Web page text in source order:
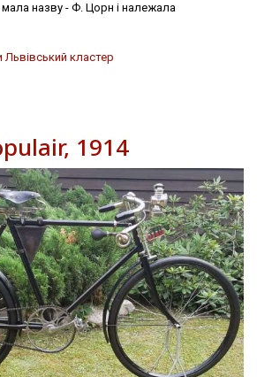
назву - Ф. Цорн і належала
Львівський кластер
1914